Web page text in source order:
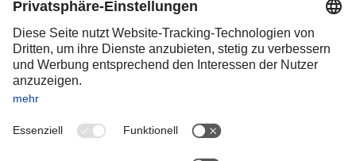
Romania
Slovakia
Spain
Sweden
Switzerland